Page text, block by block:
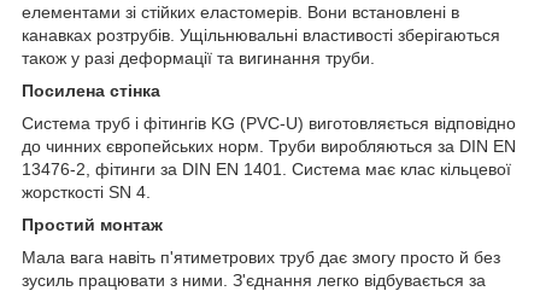
елементами зі стійких еластомерів. Вони встановлені в
канавках розтрубів. Ущільнювальні властивості зберігаються
також у разі деформації та вигинання труби.
Посилена стінка
Система труб і фітингів KG (PVC-U) виготовляється відповідно
до чинних європейських норм. Труби виробляються за DIN EN
13476-2, фітинги за DIN EN 1401. Система має клас кільцевої
жорсткості SN 4.
Простий монтаж
Мала вага навіть п'ятиметрових труб дає змогу просто й без
зусиль працювати з ними. З'єднання легко відбувається за